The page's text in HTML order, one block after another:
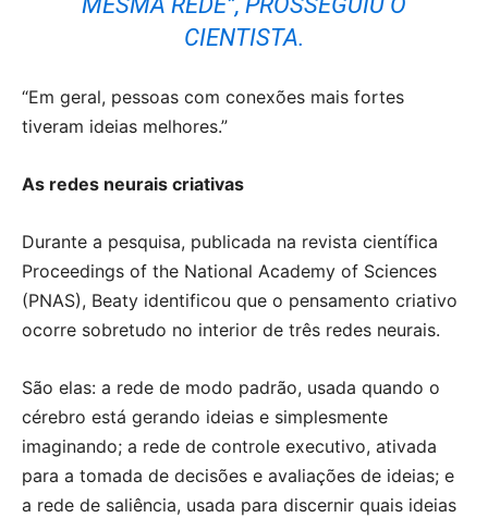
CIENTISTA.
“Em geral, pessoas com conexões mais fortes
tiveram ideias melhores.”
As redes neurais criativas
Durante a pesquisa, publicada na revista científica
Proceedings of the National Academy of Sciences
(PNAS), Beaty identificou que o pensamento criativo
ocorre sobretudo no interior de três redes neurais.
São elas: a rede de modo padrão, usada quando o
cérebro está gerando ideias e simplesmente
imaginando; a rede de controle executivo, ativada
para a tomada de decisões e avaliações de ideias; e
a rede de saliência, usada para discernir quais ideias